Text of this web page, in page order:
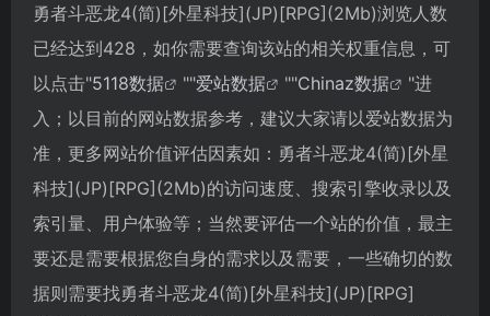
勇者斗恶龙4(简)[外星科技](JP)[RPG](2Mb)浏览人数
已经达到428，如你需要查询该站的相关权重信息，可
以点击"5118数据 ""爱站数据 ""Chinaz数据
"进
入；以目前的网站数据参考，建议大家请以爱站数据为
准，更多网站价值评估因素如：勇者斗恶龙4(简)[外星
科技](JP)[RPG](2Mb)的访问速度、搜索引擎收录以及
索引量、用户体验等；当然要评估一个站的价值，最主
要还是需要根据您自身的需求以及需要，一些确切的数
据则需要找勇者斗恶龙4(简)[外星科技](JP)[RPG]